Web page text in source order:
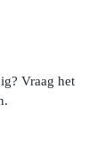
Vraag het